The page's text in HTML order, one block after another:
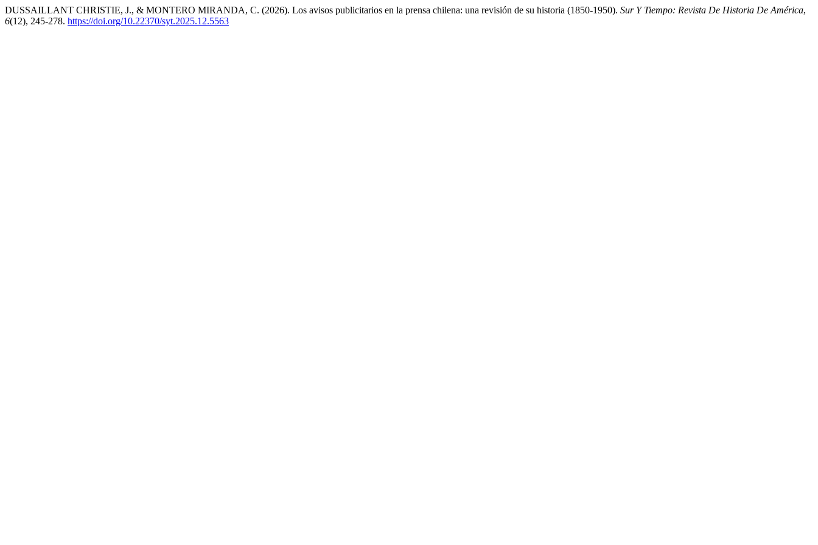
DUSSAILLANT CHRISTIE, J., & MONTERO MIRANDA, C. (2026). Los avisos publicitarios en la prensa chilena: una revisión de su historia (1850-1950). Sur Y Tiempo: Revista De Historia De América,
6(12), 245-278. https://doi.org/10.22370/syt.2025.12.5563